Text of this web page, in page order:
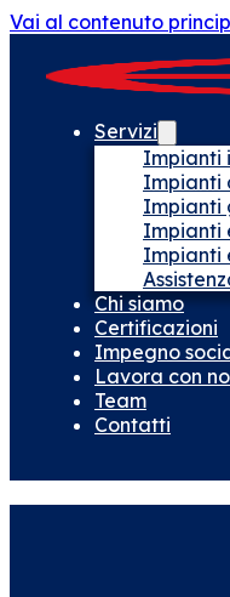
Vai al contenuto
Servizi
Impianti
Impianti
Impianti
Impianti
Impianti
Chi siamo
Certificazioni
Impegno
Lavora con
Team
Contatti